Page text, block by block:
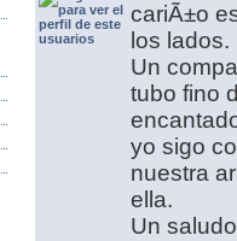
cariÃ±o
los lados.
Un
tubo fino
yo sigo
nuestra
ella.
Un